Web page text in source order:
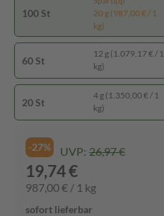
100 St
20 g (987,00 € / 1
kg)
60 St
12 g (1.079,17 € / 1
kg)
20 St
4 g (1.350,00 € / 1
kg)
-27% UVP: 26,97 €
19,74 €
987,00 € / 1 kg
sofort lieferbar